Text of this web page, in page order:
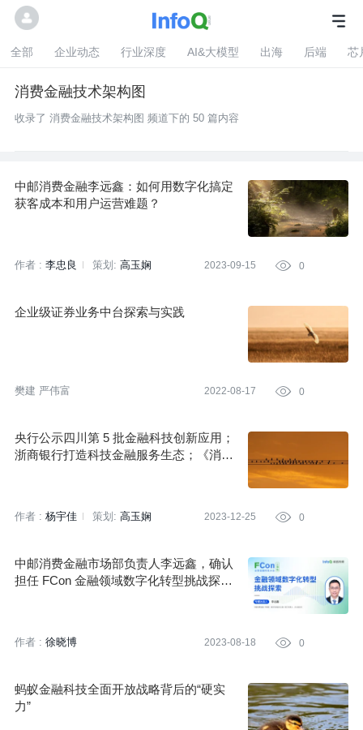
全部 企业动态 行业深度 AI&大模型 出海 后端 芯
消费金融技术架构图
收录了 消费金融技术架构图 频道下的 50 篇内容
中邮消费金融李远鑫：如何用数字化搞定
获客成本和用户运营难题？
作者 : 李忠良 策划: 高玉娴 2023-09-15  0
企业级证券业务中台探索与实践
樊建 严伟富 2022-08-17  0
央行公示四川第 5 批金融科技创新应用；
浙商银行打造科技金融服务生态；《消费
作者 : 杨宇佳 策划: 高玉娴 2023-12-25  0
中邮消费金融市场部负责人李远鑫，确认
担任 FCon 金融领域数字化转型挑战探索
作者 : 徐晓博 2023-08-18  0
蚂蚁金融科技全面开放战略背后的“硬实
力”